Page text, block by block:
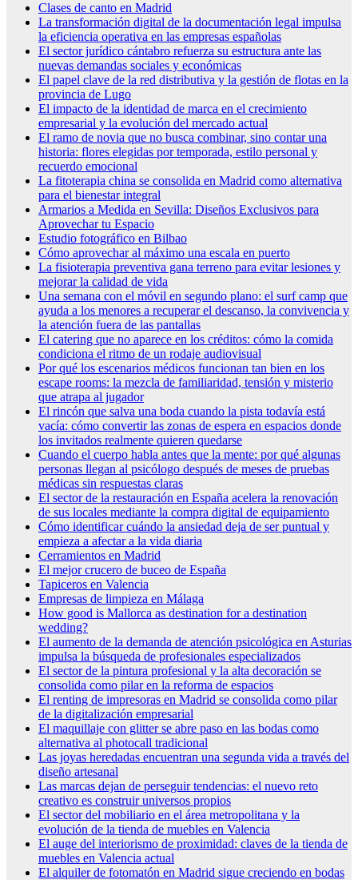
Clases de canto en Madrid
La transformación digital de la documentación legal impulsa
la eficiencia operativa en las empresas españolas
El sector jurídico cántabro refuerza su estructura ante las
nuevas demandas sociales y económicas
El papel clave de la red distributiva y la gestión de flotas en la
provincia de Lugo
El impacto de la identidad de marca en el crecimiento
empresarial y la evolución del mercado actual
El ramo de novia que no busca combinar, sino contar una
historia: flores elegidas por temporada, estilo personal y
recuerdo emocional
La fitoterapia china se consolida en Madrid como alternativa
para el bienestar integral
Armarios a Medida en Sevilla: Diseños Exclusivos para
Aprovechar tu Espacio
Estudio fotográfico en Bilbao
Cómo aprovechar al máximo una escala en puerto
La fisioterapia preventiva gana terreno para evitar lesiones y
mejorar la calidad de vida
Una semana con el móvil en segundo plano: el surf camp que
ayuda a los menores a recuperar el descanso, la convivencia y
la atención fuera de las pantallas
El catering que no aparece en los créditos: cómo la comida
condiciona el ritmo de un rodaje audiovisual
Por qué los escenarios médicos funcionan tan bien en los
escape rooms: la mezcla de familiaridad, tensión y misterio
que atrapa al jugador
El rincón que salva una boda cuando la pista todavía está
vacía: cómo convertir las zonas de espera en espacios donde
los invitados realmente quieren quedarse
Cuando el cuerpo habla antes que la mente: por qué algunas
personas llegan al psicólogo después de meses de pruebas
médicas sin respuestas claras
El sector de la restauración en España acelera la renovación
de sus locales mediante la compra digital de equipamiento
Cómo identificar cuándo la ansiedad deja de ser puntual y
empieza a afectar a la vida diaria
Cerramientos en Madrid
El mejor crucero de buceo de España
Tapiceros en Valencia
Empresas de limpieza en Málaga
How good is Mallorca as destination for a destination
wedding?
El aumento de la demanda de atención psicológica en Asturias
impulsa la búsqueda de profesionales especializados
El sector de la pintura profesional y la alta decoración se
consolida como pilar en la reforma de espacios
El renting de impresoras en Madrid se consolida como pilar
de la digitalización empresarial
El maquillaje con glitter se abre paso en las bodas como
alternativa al photocall tradicional
Las joyas heredadas encuentran una segunda vida a través del
diseño artesanal
Las marcas dejan de perseguir tendencias: el nuevo reto
creativo es construir universos propios
El sector del mobiliario en el área metropolitana y la
evolución de la tienda de muebles en Valencia
El auge del interiorismo de proximidad: claves de la tienda de
muebles en Valencia actual
El alquiler de fotomatón en Madrid sigue creciendo en bodas